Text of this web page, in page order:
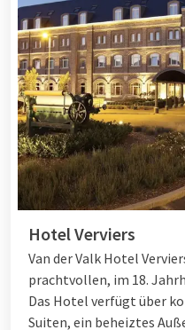
Hotel Verviers
Van der Valk Hotel
prachtvollen, im 18.
Das Hotel verfügt über
Suiten, ein beheiztes